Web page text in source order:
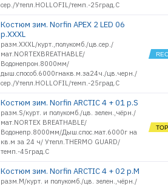
сер./Утепл.HOLLOFIL/темп.-25град.С
Костюм зим. Norfin APEX 2 LED 06
р.XXXL
разм.XXXL/курт.,полукомб./цв.сер./
мат.NORTEXBREATHABLE/
Водонепрон.8000мм/
дыш.способ.6000гнакв.м.за24ч./цв.черн./
сер./Утепл.HOLLOFIL/темп.-25град.С
Костюм зим. Norfin ARCTIC 4 + 01 р.S
разм.S/курт. и полукомб./цв. зелен.,чёрн./
мат.NORTEX BREATHABLE/
Водонепр.8000мм/Дыш.спос.мат.6000г на
кв.м за 24 ч/ Утепл.THERMO GUARD/
темп.-45град.С
Костюм зим. Norfin ARCTIC 4 + 02 р.M
разм.M/курт. и полукомб./цв. зелен.,чёрн./